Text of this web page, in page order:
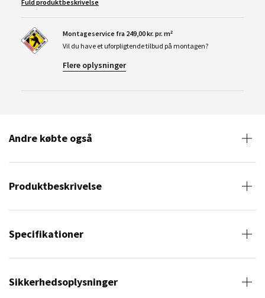
Fuld produktbeskrivelse
Montageservice fra 249,00 kr. pr. m²
Vil du have et uforpligtende tilbud på montagen?
Flere oplysninger
Andre købte også
Produktbeskrivelse
Specifikationer
Sikkerhedsoplysninger